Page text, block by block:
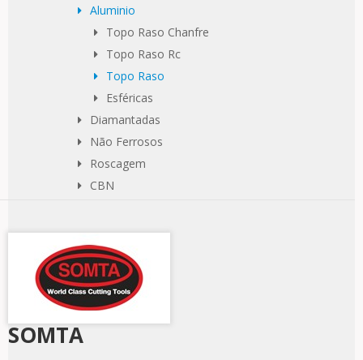
Aluminio
Topo Raso Chanfre
Topo Raso Rc
Topo Raso
Esféricas
Diamantadas
Não Ferrosos
Roscagem
CBN
SOMTA